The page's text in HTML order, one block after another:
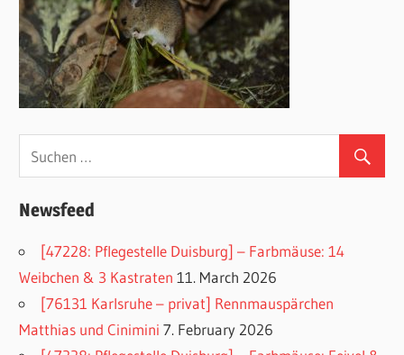
Newsfeed
[47228: Pflegestelle Duisburg] – Farbmäuse: 14
Weibchen & 3 Kastraten 11. March 2026
[76131 Karlsruhe – privat] Rennmauspärchen
Matthias und Cinimini 7. February 2026